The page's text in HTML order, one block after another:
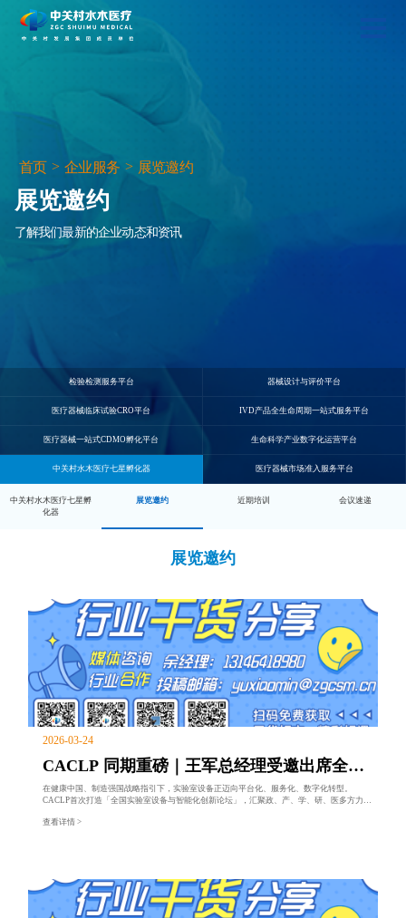
首页 > 企业服务 > 展览邀约
展览邀约
了解我们最新的企业动态和资讯
检验检测服务平台 器械设计与评价平台
医疗器械临床试验CRO平台 IVD产品全生命周期一站式服务平台
医疗器械一站式CDMO孵化平台 生命科学产业数字化运营平台
中关村水木医疗七星孵化器 医疗器械市场准入服务平台
中关村水木医疗七星孵
化器
展览邀约 近期培训 会议速递
展览邀约
2026-03-24
CACLP 同期重磅｜王军总经理受邀出席全国
实验室设备与智能化创新论坛，共话
在健康中国、制造强国战略指引下，实验室设备正迈向平台化、服务化、数字化转型。
CACLP首次打造「全国实验室设备与智能化创新论坛」，汇聚政、产、学、研、医多方力
查看详情 >